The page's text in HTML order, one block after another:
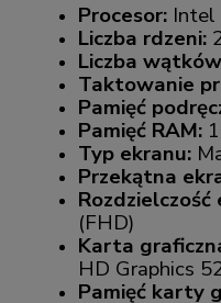
Procesor: Intel
Liczba rdzeni:
Liczba
Taktowanie
Pamięć
Pamięć RAM:
Typ ekranu:
Przekątna
Rozdzielczość
(FHD)
Karta
HD Graphics
Pamięć karty